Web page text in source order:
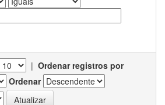
| Ordenar registros por
Ordenar